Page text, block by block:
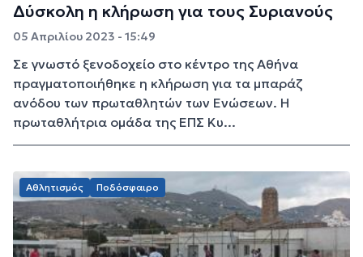
Δύσκολη η κλήρωση για τους Συριανούς
05 Απριλίου 2023 - 15:49
Σε γνωστό ξενοδοχείο στο κέντρο της Αθήνα
πραγματοποιήθηκε η κλήρωση για τα μπαράζ
ανόδου των πρωταθλητών των Ενώσεων. Η
πρωταθλήτρια ομάδα της ΕΠΣ Κυ...
Αθλητισμός Ποδόσφαιρο